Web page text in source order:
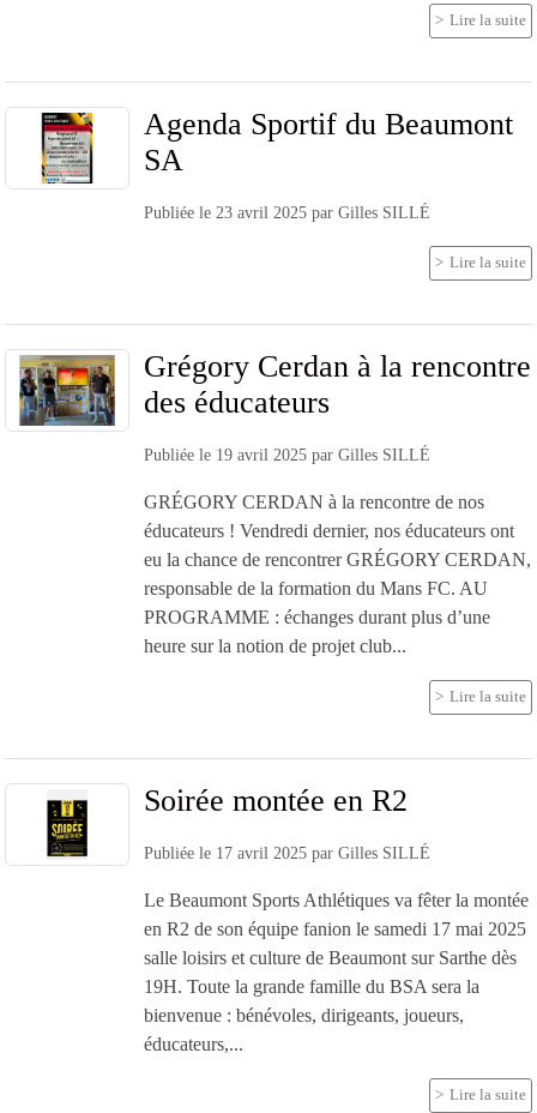
Lire la suite
Agenda Sportif du Beaumont
SA
Publiée le 23 avril 2025 par Gilles SILLÉ
Lire la suite
Grégory Cerdan à la rencontre
des éducateurs
Publiée le 19 avril 2025 par Gilles SILLÉ
GRÉGORY CERDAN à la rencontre de nos
éducateurs ! Vendredi dernier, nos éducateurs ont
eu la chance de rencontrer GRÉGORY CERDAN,
responsable de la formation du Mans FC. AU
PROGRAMME : échanges durant plus d’une
heure sur la notion de projet club...
Lire la suite
Soirée montée en R2
Publiée le 17 avril 2025 par Gilles SILLÉ
Le Beaumont Sports Athlétiques va fêter la montée
en R2 de son équipe fanion le samedi 17 mai 2025
salle loisirs et culture de Beaumont sur Sarthe dès
19H. Toute la grande famille du BSA sera la
bienvenue : bénévoles, dirigeants, joueurs,
éducateurs,...
Lire la suite